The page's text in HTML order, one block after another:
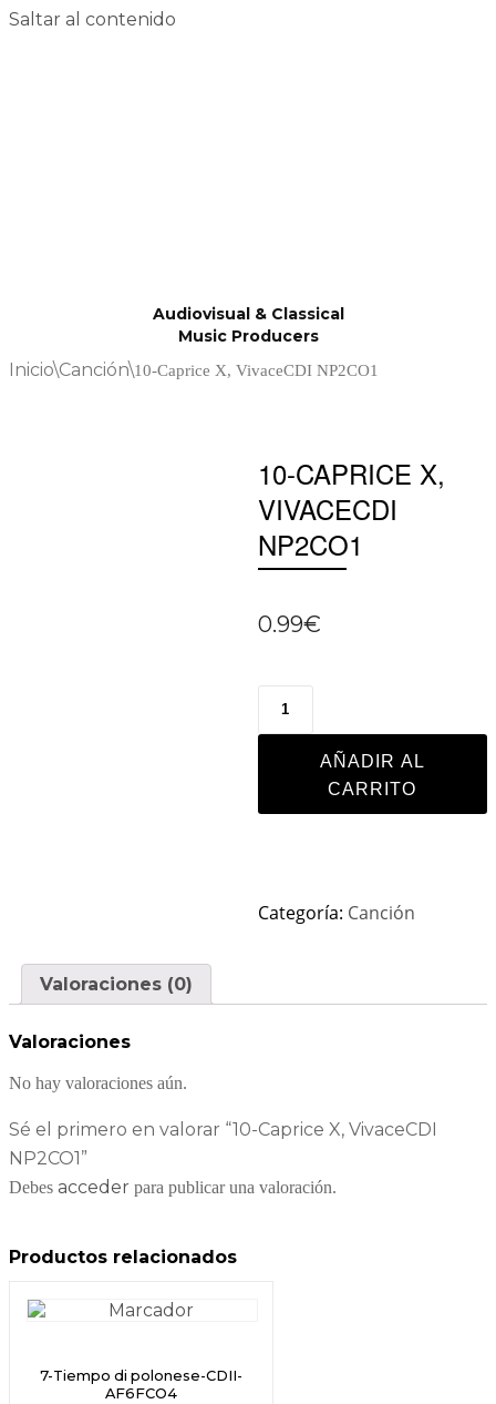
Saltar al contenido
Audiovisual & Classical
Music Producers
Inicio\Canción\10-Caprice X, VivaceCDI NP2CO1
10-CAPRICE X,
VIVACECDI
NP2CO1
0.99€
AÑADIR AL
CARRITO
Categoría: Canción
Valoraciones (0)
Valoraciones
No hay valoraciones aún.
Sé el primero en valorar “10-Caprice X, VivaceCDI
NP2CO1”
Debes acceder para publicar una valoración.
Productos relacionados
7-Tiempo di polonese-CDII-
AF6FCO4